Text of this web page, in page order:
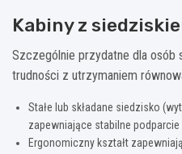
Kabiny z
Szczególnie przydatne dla osób
trudności z utrzymaniem
Stałe lub składane siedzisko
zapewniające stabilne podparcie
Ergonomiczny kształt